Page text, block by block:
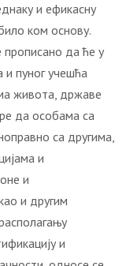
и ефикасну
ком основу.
прописано да ће у
пуног учешћа
живота, државе
да особама са
са другима,
и
и
и другим
и